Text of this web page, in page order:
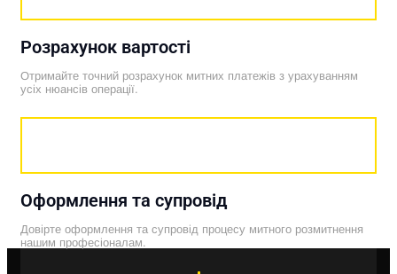
Розрахунок вартості
Отримайте точний розрахунок митних платежів з урахуванням
усіх нюансів операції.
Оформлення та супровід
Довірте оформлення та супровід процесу митного розмитнення
нашим професіоналам.